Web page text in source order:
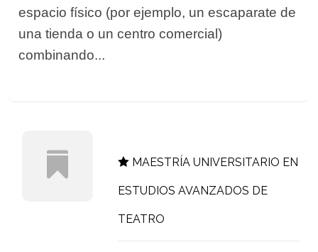
espacio físico (por ejemplo, un escaparate de
una tienda o un centro comercial)
combinando...
MAESTRÍA UNIVERSITARIO EN
ESTUDIOS AVANZADOS DE
TEATRO